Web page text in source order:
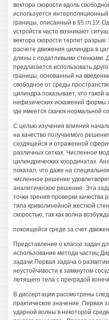
вектора скорости вдоль
используется
границы, описанный в §5 гл.1У.
устройств часто возникают
вектора скорости терпит
расчете движения цилиндра в
длины с податливыми стенками.
предлагается использовать
границы, основанный на
свободное от среды
цилиндра показывает, что такой
нефизических искажений формы
где имеется скачок нормальной
С целью изучения влияния
на качество получаемого
сходящейся и отраженной
различных сетках. Численное
цилиндрических координатах.
показал, что даже на
численное решение
аналитическое решение. Эта
точки зрения проверки качества
типа криволинейной жесткой
скоростью, так как волна
покоящейся среде за счет
Представление о классе задач
использование метода частиц
задачи.Первая задача о
неустойчивости в замкнутом
летящего тела с преградой
В диссертации рассмотрены
практическое значение. Первая
ударной волны в некоторой